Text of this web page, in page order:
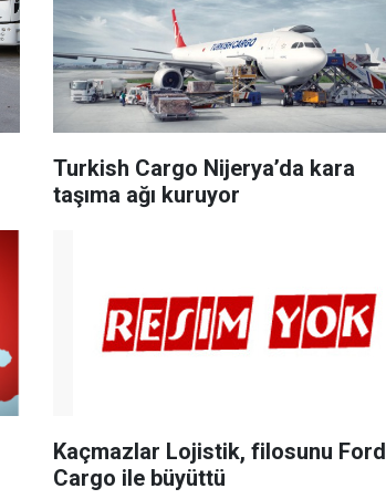
Turkish Cargo Nijerya’da kara
taşıma ağı kuruyor
Kaçmazlar Lojistik, filosunu Ford
Cargo ile büyüttü